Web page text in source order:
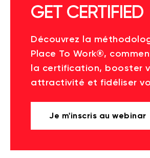
GET CERTIFIED
Découvrez la
Place To Work®,
la certification, booster
attractivité et fidéliser
Je m'inscris au webinar